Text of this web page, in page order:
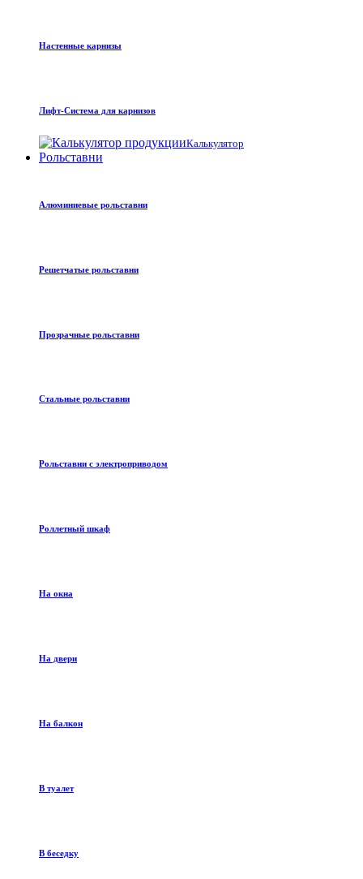
Настенные карнизы
Лифт-Система для карнизов
Калькулятор
Рольставни
Алюминиевые рольставни
Решетчатые рольставни
Прозрачные рольставни
Стальные рольставни
Рольставни с электроприводом
Роллетный шкаф
На окна
На двери
На балкон
В туалет
В беседку